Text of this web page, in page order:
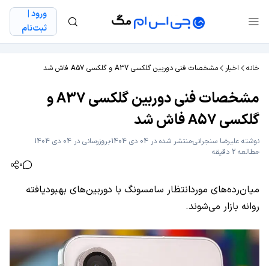
ورود |
ثبت‌نام
خانه اخبار مشخصات فنی دوربین گلکسی A37 و گلکسی A57 فاش شد
مشخصات فنی دوربین گلکسی A37 و
گلکسی A57 فاش شد
نوشته علیرضا سنجرانیمنتشر شده در 04 دی 1404
بروزرسانی در 04 دی 1404
مطالعه 2 دقیقه
0
میان‌رده‌های موردانتظار سامسونگ با دوربین‌های بهبودیافته
روانه بازار می‌شوند.